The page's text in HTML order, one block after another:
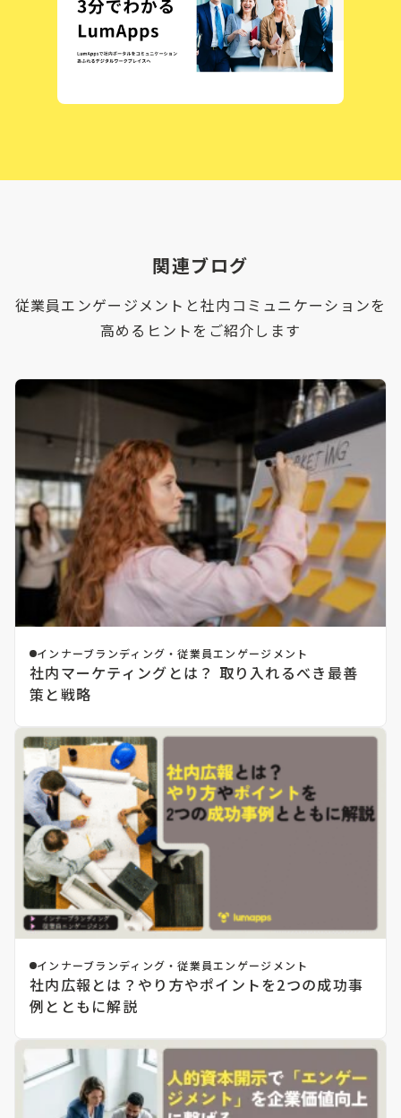
関連ブログ
従業員エンゲージメントと社内コミュニケーションを
高めるヒントをご紹介します
社内マーケティングとは？ 取り入れるべき最善
策と戦略
インナーブランディング・従業員エンゲージメント
社内広報とは？やり方やポイントを2つの成功事
例とともに解説
インナーブランディング・従業員エンゲージメント